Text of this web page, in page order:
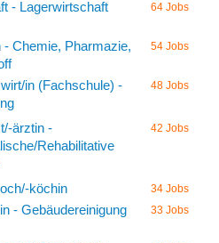
- Lagerwirtschaft 64 Jobs
- Chemie, Pharmazie,
54 Jobs
in (Fachschule) -
48 Jobs
ärztin -
Rehabilitative
42 Jobs
köchin 34 Jobs
- Gebäudereinigung 33 Jobs